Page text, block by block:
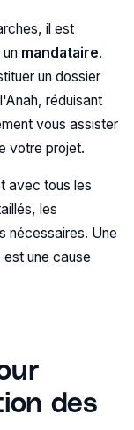
il est
mandataire.
un dossier
réduisant
vous assister
votre projet.
avec tous les
les
nécessaires. Une
une cause
des